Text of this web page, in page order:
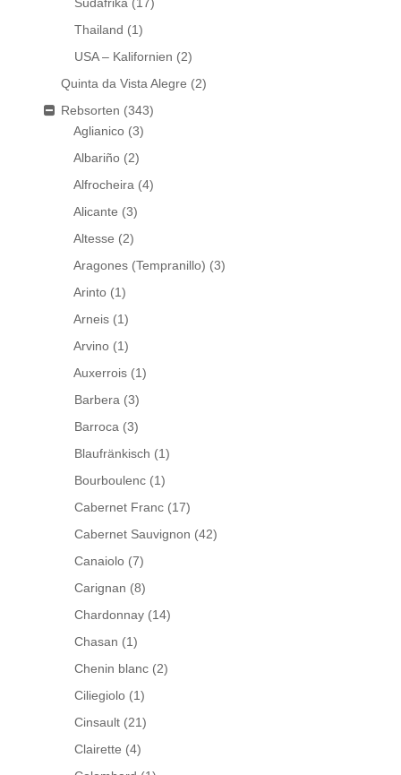
Thailand (1)
USA – Kalifornien (2)
Quinta da Vista Alegre (2)
Rebsorten (343)
Aglianico (3)
Albariño (2)
Alfrocheira (4)
Alicante (3)
Altesse (2)
Aragones (Tempranillo) (3)
Arinto (1)
Arneis (1)
Arvino (1)
Auxerrois (1)
Barbera (3)
Barroca (3)
Blaufränkisch (1)
Bourboulenc (1)
Cabernet Franc (17)
Cabernet Sauvignon (42)
Canaiolo (7)
Carignan (8)
Chardonnay (14)
Chasan (1)
Chenin blanc (2)
Ciliegiolo (1)
Cinsault (21)
Clairette (4)